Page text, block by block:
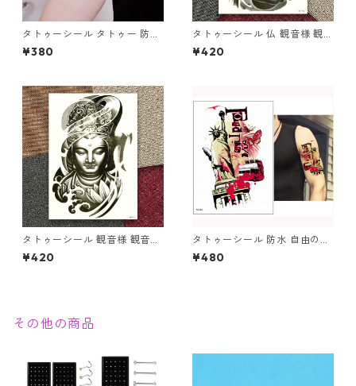
タトゥーシール タトゥー 防水
大判 花 薔薇 赤 文字 羽 アルフ
ァベット 刺青 入れ墨 隠す ボ
¥380
タトゥーシール 仏 観音様 観音
像 観音菩薩 仏像 ブッダ 仏様
ほとけ 仏教 慈悲 リアル 入れ
¥420
タトゥーシール 観音様 観音像
観音菩薩 仏像 ブッダ 仏様 ほ
とけ 仏 蓮 仏教 慈悲 リアル 入
¥420
タトゥーシール 防水 自由の女
神 アメリカ 米 蝶 バス ボディ
シール 入れ墨 刺青 ボディアー
¥480
その他の商品